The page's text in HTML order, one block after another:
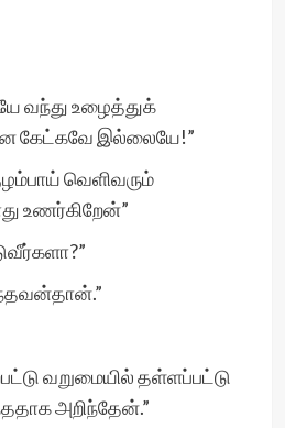
வந்து உழைத்துக்
கேட்கவே இல்லையே!”
வெளிவரும்
உணர்கிறேன்”
வறுமையில் தள்ளப்பட்டு
அறிந்தேன்.”